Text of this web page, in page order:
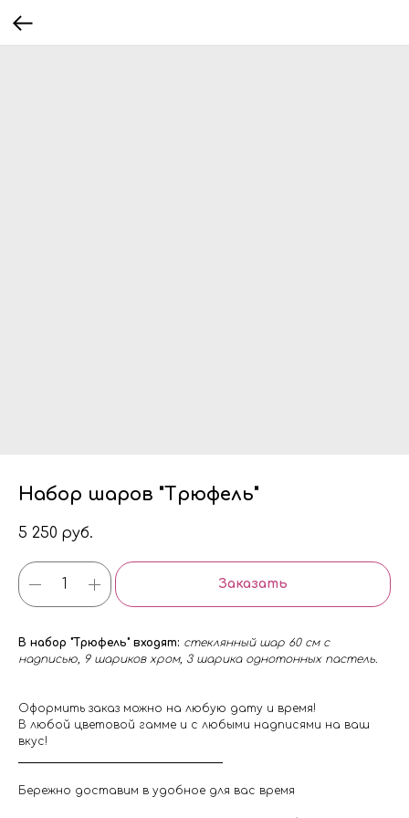
Набор шаров "Трюфель"
5 250 руб.
Заказать
В набор "Трюфель" входят: стеклянный шар 60 см с
надписью, 9 шариков хром, 3 шарика однотонных пастель.
Оформить заказ можно на любую дату и время!
В любой цветовой гамме и с любыми надписями на ваш
вкус!
Бережно доставим в удобное для вас время